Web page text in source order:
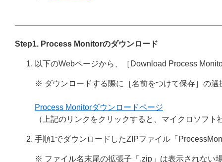
Step1. Process Monitorのダウンロード
以下のWebページから、［Download Process
※ ダウンロードする際に［名前をつけて保存］の
Process Monitorダウンロードページ
（上記のリンクをクリックすると、マイクロソフ
手順1でダウンロードしたZIPファイル「
※ ファイル名末尾の拡張子「.zip」は表示されない